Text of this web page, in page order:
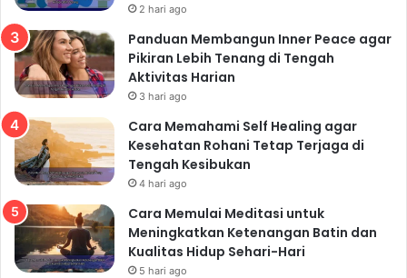
2 hari ago
Panduan Membangun Inner Peace agar
Pikiran Lebih Tenang di Tengah
Aktivitas Harian
3 hari ago
Cara Memahami Self Healing agar
Kesehatan Rohani Tetap Terjaga di
Tengah Kesibukan
4 hari ago
Cara Memulai Meditasi untuk
Meningkatkan Ketenangan Batin dan
Kualitas Hidup Sehari-Hari
5 hari ago